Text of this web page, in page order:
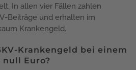
In allen vier Fällen zahlen
Beiträge und erhalten im
Krankengeld.
Krankengeld bei einem
Euro?